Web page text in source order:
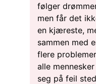
følger
men får det
en kjæreste,
sammen med
flere
alle
seg på feil